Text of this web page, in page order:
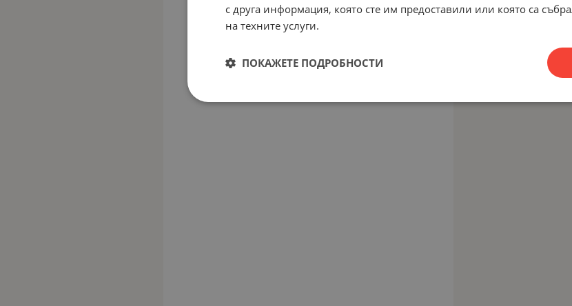
с друга информация, която сте им предоставили или която са
на техните услуги.
ПОКАЖЕТЕ ПОДРОБНОСТИ